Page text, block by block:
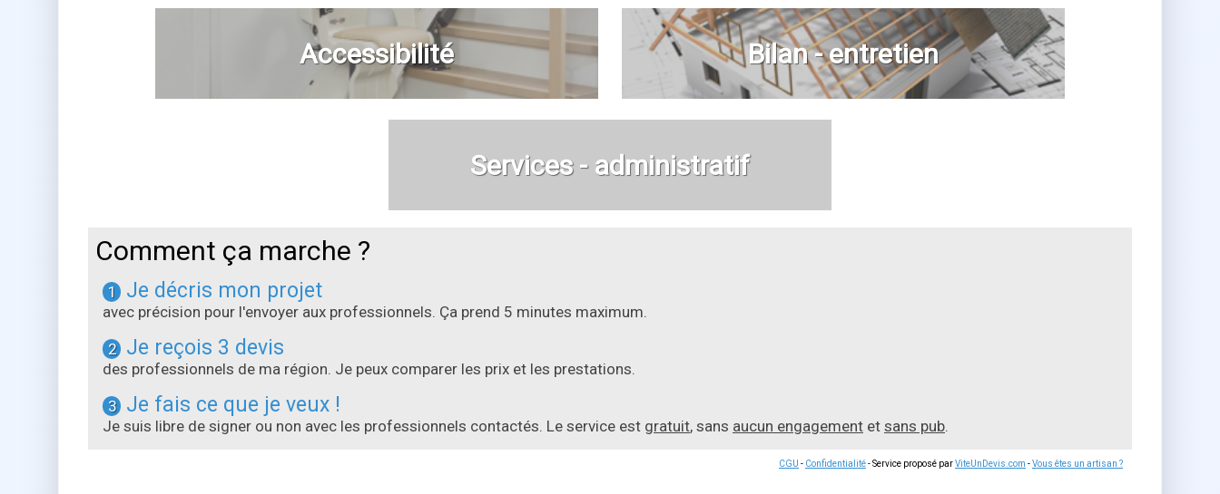
Accessibilité Bilan - entretien
Services - administratif
Comment ça marche ?
1 Je décris mon projet
avec précision pour l'envoyer aux professionnels. Ça prend 5 minutes maximum.
2 Je reçois 3 devis
des professionnels de ma région. Je peux comparer les prix et les prestations.
3 Je fais ce que je veux !
Je suis libre de signer ou non avec les professionnels contactés. Le service est gratuit, sans aucun engagement et sans pub.
CGU - Confidentialité- Service proposé parViteUnDevis.com -Vous êtes un artisan ?